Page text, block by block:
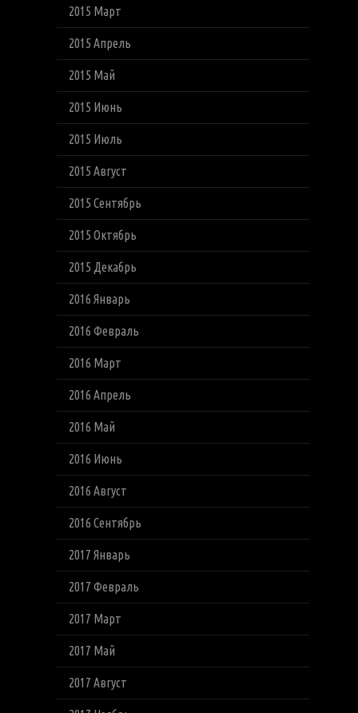
2015 Март
2015 Апрель
2015 Май
2015 Июнь
2015 Июль
2015 Август
2015 Сентябрь
2015 Октябрь
2015 Декабрь
2016 Январь
2016 Февраль
2016 Март
2016 Апрель
2016 Май
2016 Июнь
2016 Август
2016 Сентябрь
2017 Январь
2017 Февраль
2017 Март
2017 Май
2017 Август